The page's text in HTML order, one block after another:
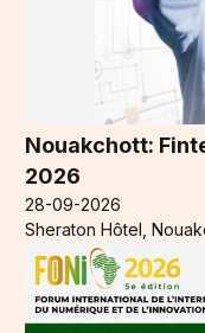
Nouakchott:
2026
28-09-2026
Sheraton Hôtel,